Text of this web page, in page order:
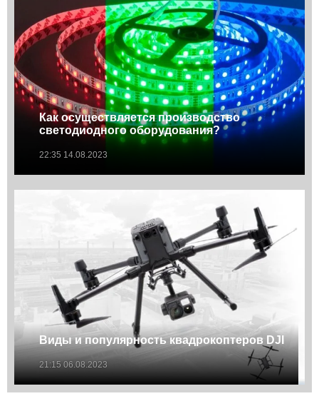
Как осуществляется производство
светодиодного оборудования?
22:35 14.08.2023
Виды и популярность квадрокоптеров DJI
21:15 06.08.2023